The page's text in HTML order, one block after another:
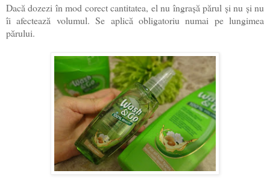
Dacă dozezi în mod corect cantitatea, el nu îngrașă părul și nu și nu
îi afectează volumul. Se aplică obligatoriu numai pe lungimea
părului.